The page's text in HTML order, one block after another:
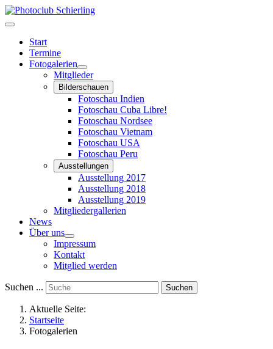
Start
Termine
Fotogalerien
Mitglieder
Bilderschauen
Fotoschau Indien
Fotoschau Cuba Libre!
Fotoschau Nordsee
Fotoschau Vietnam
Fotoschau USA
Fotoschau Peru
Ausstellungen
Ausstellung 2017
Ausstellung 2018
Ausstellung 2019
Mitgliedergallerien
News
Über uns
Impressum
Kontakt
Mitglied werden
Suchen ... Suchen
Aktuelle Seite:
Startseite
Fotogalerien